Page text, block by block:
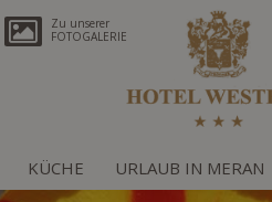
Zu unserer
FOTOGALERIE
KÜCHE URLAUB IN MERAN